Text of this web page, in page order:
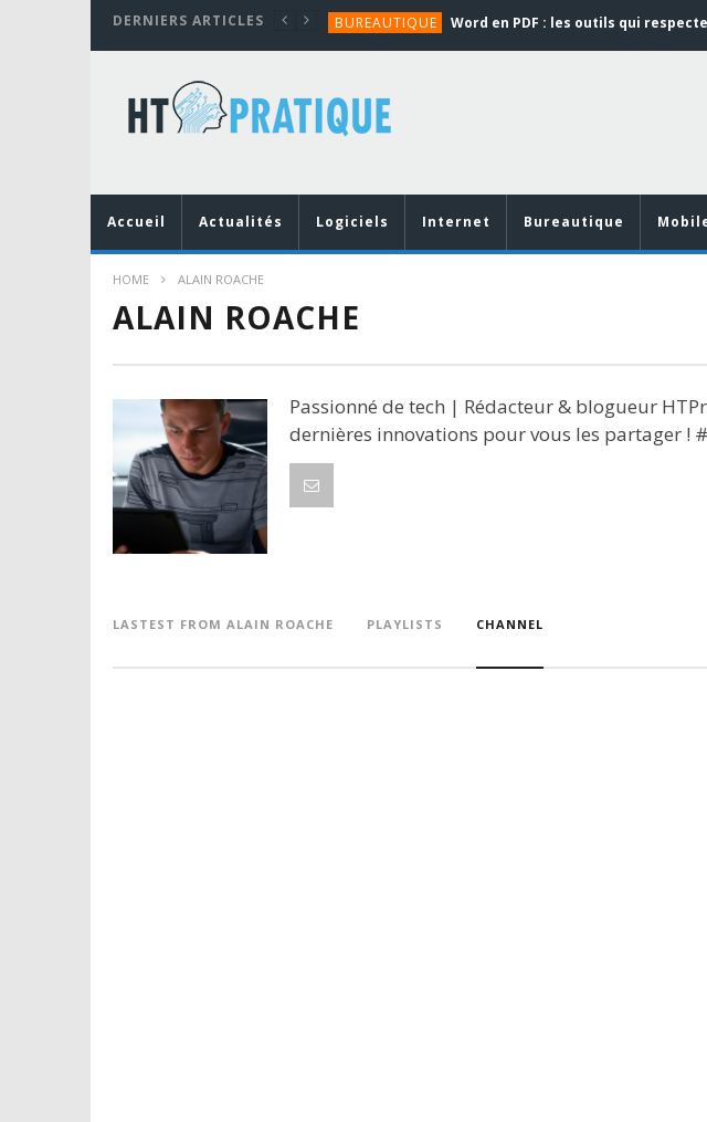
DERNIERS ARTICLES BUREAUTIQUE
TUTORIALS
MATÉRIEL
BUREAUTIQUE
Accueil Actualités Logiciels Internet Bureautique
HOME ALAIN ROACHE
ALAIN ROACHE
Passionné de tech | Rédacteur & blogueur
dernières innovations pour vous les partager !
LASTEST FROM ALAIN ROACHE PLAYLISTS CHANNEL